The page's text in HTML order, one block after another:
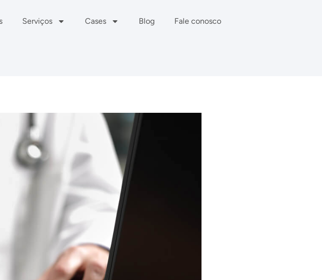
Serviços Cases Blog Fale conosco